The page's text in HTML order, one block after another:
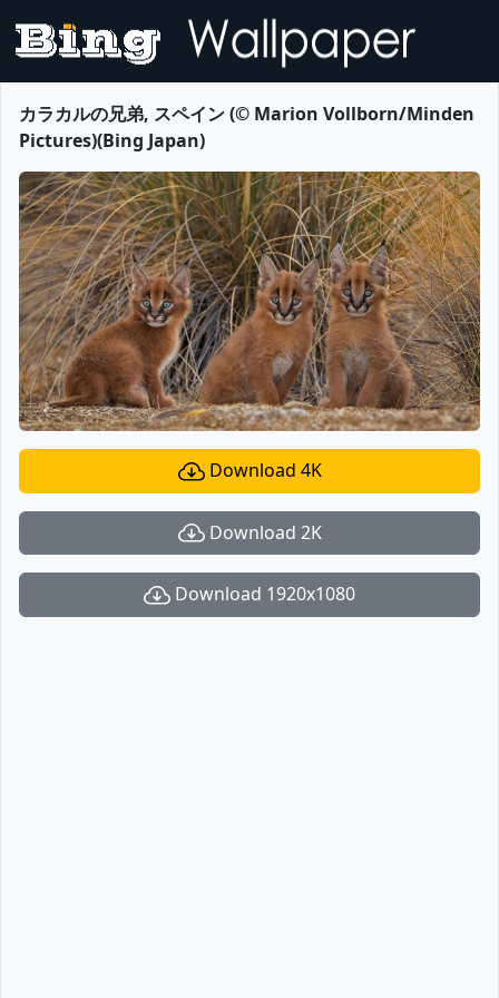
カラカルの兄弟, スペイン (© Marion Vollborn/Minden
Pictures)(Bing Japan)
Download 4K
Download 2K
Download 1920x1080